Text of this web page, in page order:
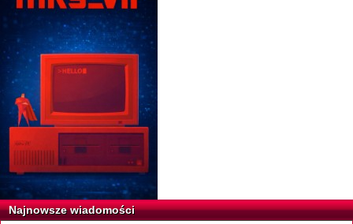
Najnowsze wiadomości